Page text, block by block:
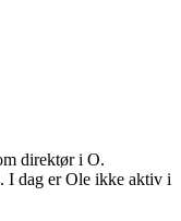
direktør i O.
dag er Ole ikke aktiv i